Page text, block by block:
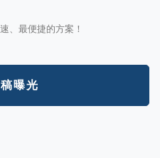
、最便捷的方案！
曝光